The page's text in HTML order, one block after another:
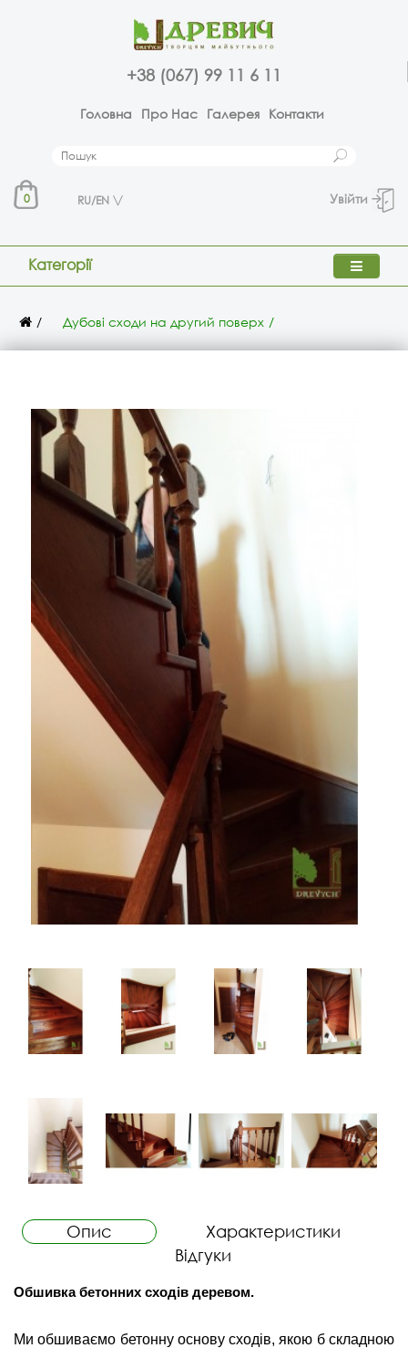
+38 (067) 99 11 6 11
Головна Про Нас Галерея Контакти
0 RU/EN Увійти
Категорії
Дубові сходи на другий поверх
Опис
Характеристики
Відгуки
Обшивка бетонних сходів деревом.
Ми обшиваємо бетонну основу сходів, якою б складною